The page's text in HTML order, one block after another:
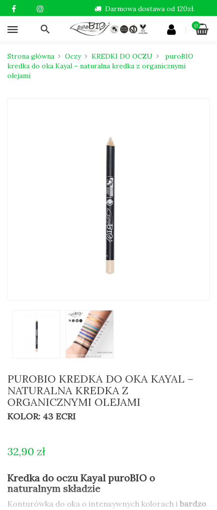
menu 0
Darmowa dostawa od 120zł.
Strona główna Oczy KREDKI DO OCZU
puroBIO
kredka do oka Kayal – naturalna kredka z organicznymi
olejami
PUROBIO KREDKA DO OKA KAYAL –
NATURALNA KREDKA Z
ORGANICZNYMI OLEJAMI
KOLOR: 43 ECRI
32,90 zł
Kredka do oczu Kayal puroBIO o
naturalnym składzie
Konturówka do oka o intensywnych kolorach i bardzo